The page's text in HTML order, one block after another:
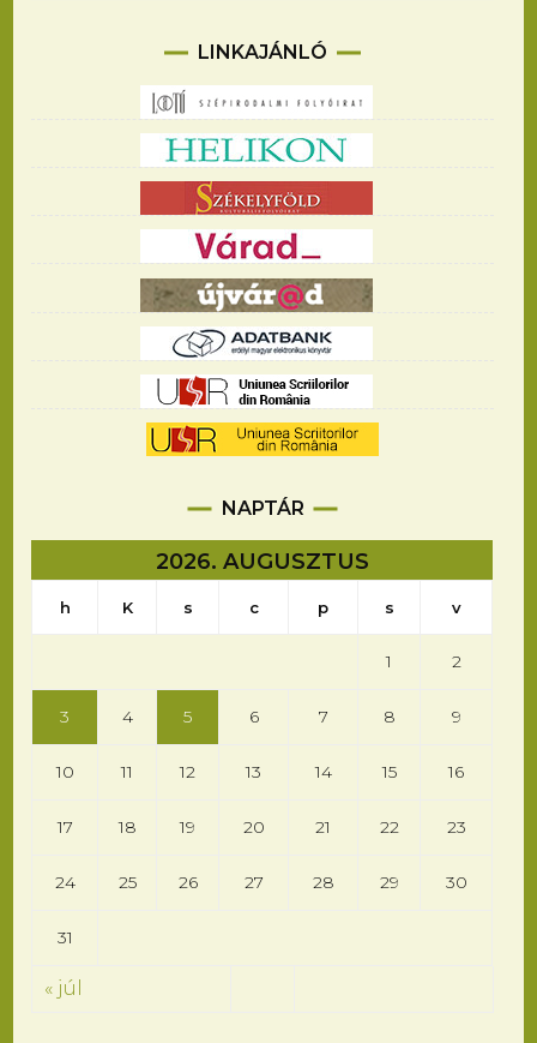
LINKAJÁNLÓ
NAPTÁR
2026. AUGUSZTUS
h K s c p s v
1 2
3 4 5 6 7 8 9
10 11 12 13 14 15 16
17 18 19 20 21 22 23
24 25 26 27 28 29 30
31
« júl